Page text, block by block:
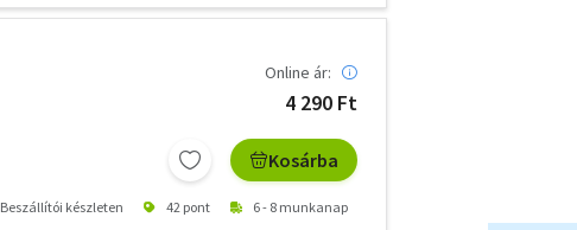
Online ár:
4 290 Ft
Kosárba
Beszállítói készleten 42 pont 6 - 8 munkanap